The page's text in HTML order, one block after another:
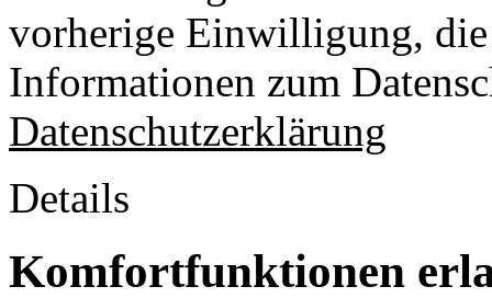
vorherige Einwilligung,
Informationen zum
Datenschutzerklärung
Details
Komfortfunktionen